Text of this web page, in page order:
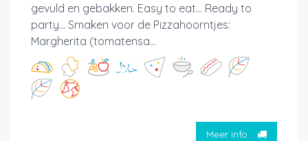
gevuld en gebakken. Easy to eat... Ready to
party... Smaken voor de Pizzahoorntjes:
Margherita (tomatensa...
Meer info